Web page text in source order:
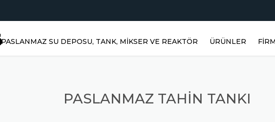
PASLANMAZ SU DEPOSU, TANK, MIKSER VE REAKTÖR ÜRÜNLER
DIKEY DEPOLAR
PASLANMAZ TAHIN TANKI